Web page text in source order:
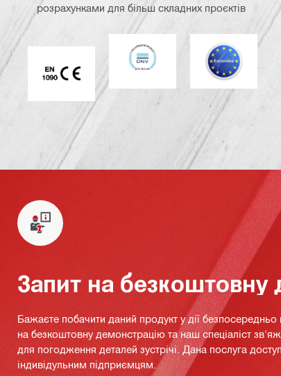
розрахунками для більш складних проєктів
Маркування CE EN 1090
DNV Єврокод
Запит на безкоштовну
Бажаєте побачити даний продукт у дії
на безкоштовну демонстрацію та наш спеціаліст
для погодження деталей зустрічі. Дана послуга
індивідульним підприємцям.